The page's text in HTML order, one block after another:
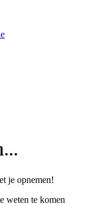
je opnemen!
weten te komen